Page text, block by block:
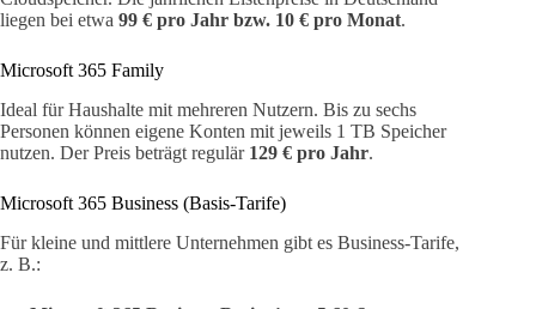
liegen bei etwa 99 € pro Jahr bzw. 10 € pro Monat.
Microsoft 365 Family
Ideal für Haushalte mit mehreren Nutzern. Bis zu sechs
Personen können eigene Konten mit jeweils 1 TB Speicher
nutzen. Der Preis beträgt regulär 129 € pro Jahr.
Microsoft 365 Business (Basis-Tarife)
Für kleine und mittlere Unternehmen gibt es Business-Tarife,
z. B.: